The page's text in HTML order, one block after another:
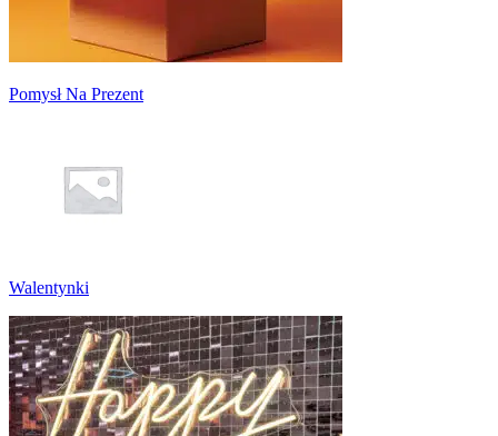
Pomysł Na Prezent
Walentynki